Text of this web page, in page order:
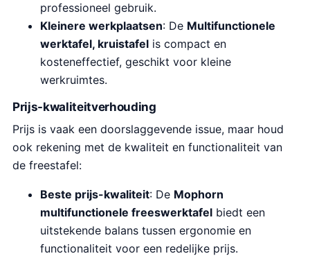
professioneel gebruik.
Kleinere werkplaatsen: De Multifunctionele
werktafel, kruistafel is compact en
kosteneffectief, geschikt voor kleine
werkruimtes.
Prijs-kwaliteitverhouding
Prijs is vaak een doorslaggevende issue, maar houd
ook rekening met de kwaliteit en functionaliteit van
de freestafel:
Beste prijs-kwaliteit: De Mophorn
multifunctionele freeswerktafel biedt een
uitstekende balans tussen ergonomie en
functionaliteit voor een redelijke prijs.